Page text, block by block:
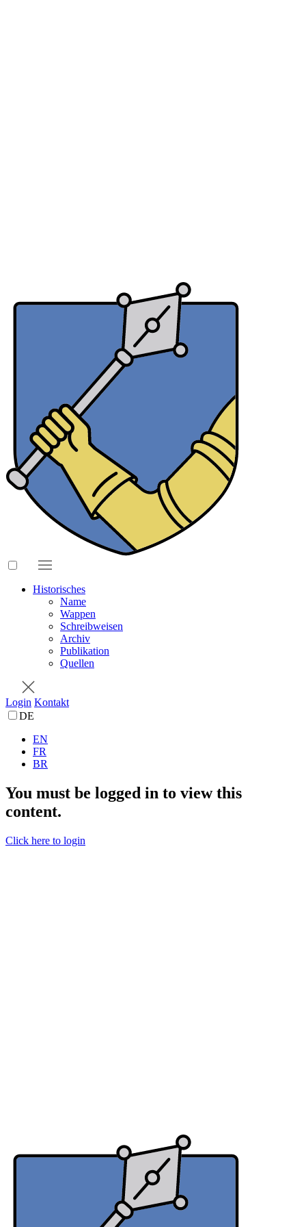
Historisches
Name
Wappen
Schreibweisen
Archiv
Publikation
Quellen
Login Kontakt
DE
EN
FR
BR
You must be logged in to view this
content.
Click here to login